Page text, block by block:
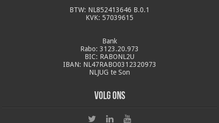
BTW: NL852413646 B.0.1
KVK: 57039615
Bank
Rabo: 3123.20.973
BIC: RABONL2U
IBAN: NL47RABO0312320973
NLJUG te Son
Volg ons